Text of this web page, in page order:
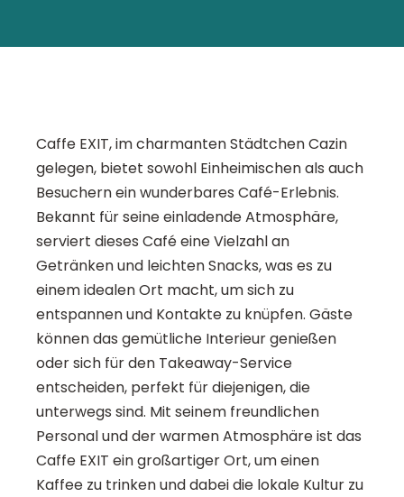
Caffe EXIT, im charmanten Städtchen Cazin
gelegen, bietet sowohl Einheimischen als auch
Besuchern ein wunderbares Café-Erlebnis.
Bekannt für seine einladende Atmosphäre,
serviert dieses Café eine Vielzahl an
Getränken und leichten Snacks, was es zu
einem idealen Ort macht, um sich zu
entspannen und Kontakte zu knüpfen. Gäste
können das gemütliche Interieur genießen
oder sich für den Takeaway-Service
entscheiden, perfekt für diejenigen, die
unterwegs sind. Mit seinem freundlichen
Personal und der warmen Atmosphäre ist das
Caffe EXIT ein großartiger Ort, um einen
Kaffee zu trinken und dabei die lokale Kultur zu